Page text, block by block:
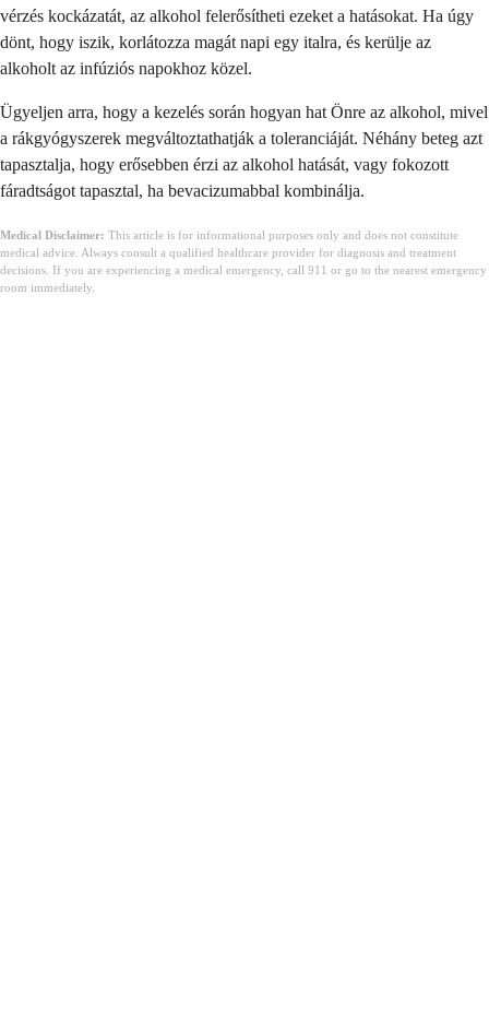
vérzés kockázatát, az alkohol felerősítheti ezeket a hatásokat. Ha úgy
dönt, hogy iszik, korlátozza magát napi egy italra, és kerülje az
alkoholt az infúziós napokhoz közel.
Ügyeljen arra, hogy a kezelés során hogyan hat Önre az alkohol, mivel
a rákgyógyszerek megváltoztathatják a toleranciáját. Néhány beteg azt
tapasztalja, hogy erősebben érzi az alkohol hatását, vagy fokozott
fáradtságot tapasztal, ha bevacizumabbal kombinálja.
Medical Disclaimer: This article is for informational purposes only and does not constitute
medical advice. Always consult a qualified healthcare provider for diagnosis and treatment
decisions. If you are experiencing a medical emergency, call 911 or go to the nearest emergency
room immediately.